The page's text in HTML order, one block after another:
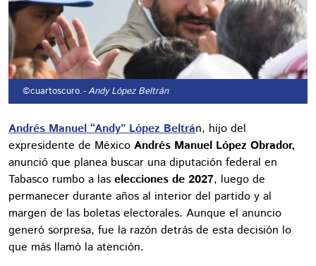
©cuartoscuro.- Andy López Beltrán
Andrés Manuel “Andy” López Beltrán, hijo del
expresidente de México Andrés Manuel López Obrador,
anunció que planea buscar una diputación federal en
Tabasco rumbo a las elecciones de 2027, luego de
permanecer durante años al interior del partido y al
margen de las boletas electorales. Aunque el anuncio
generó sorpresa, fue la razón detrás de esta decisión lo
que más llamó la atención.